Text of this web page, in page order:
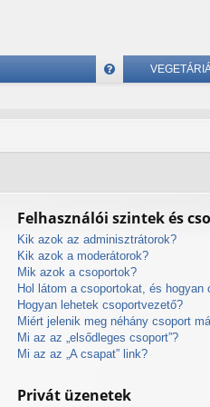
K
Felhasználói szintek és
Kik azok az adminisztrátorok?
Kik azok a moderátorok?
Mik azok a csoportok?
Hol látom a csoportokat, és
Hogyan lehetek csoportvezető?
Miért jelenik meg néhány csoport
Mi az az „elsődleges csoport”?
Mi az az „A csapat” link?
Privát üzenetek